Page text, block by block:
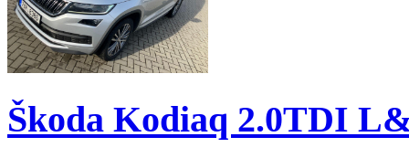
Škoda Kodiaq 2.0TDI